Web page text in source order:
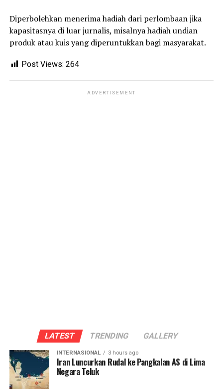
Diperbolehkan menerima hadiah dari perlombaan jika
kapasitasnya di luar jurnalis, misalnya hadiah undian
produk atau kuis yang diperuntukkan bagi masyarakat.
Post Views: 264
ADVERTISEMENT
LATEST TRENDING GALLERY
INTERNASIONAL 3 hours ago
Iran Luncurkan Rudal ke Pangkalan AS di Lima
Negara Teluk